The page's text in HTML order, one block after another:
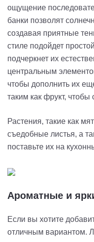
ощущение
банки позволят
создавая приятные
стиле подойдет
подчеркнет их
центральным
чтобы дополнить их
таким как фрукт, чтобы
Растения, такие как
съедобные листья, а
поставьте их на
Ароматные и
Если вы хотите
отличным вариантом.